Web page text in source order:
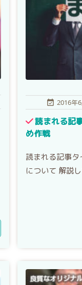
 2016年
読まれる記
め作戦
読まれる記事
について 解説し